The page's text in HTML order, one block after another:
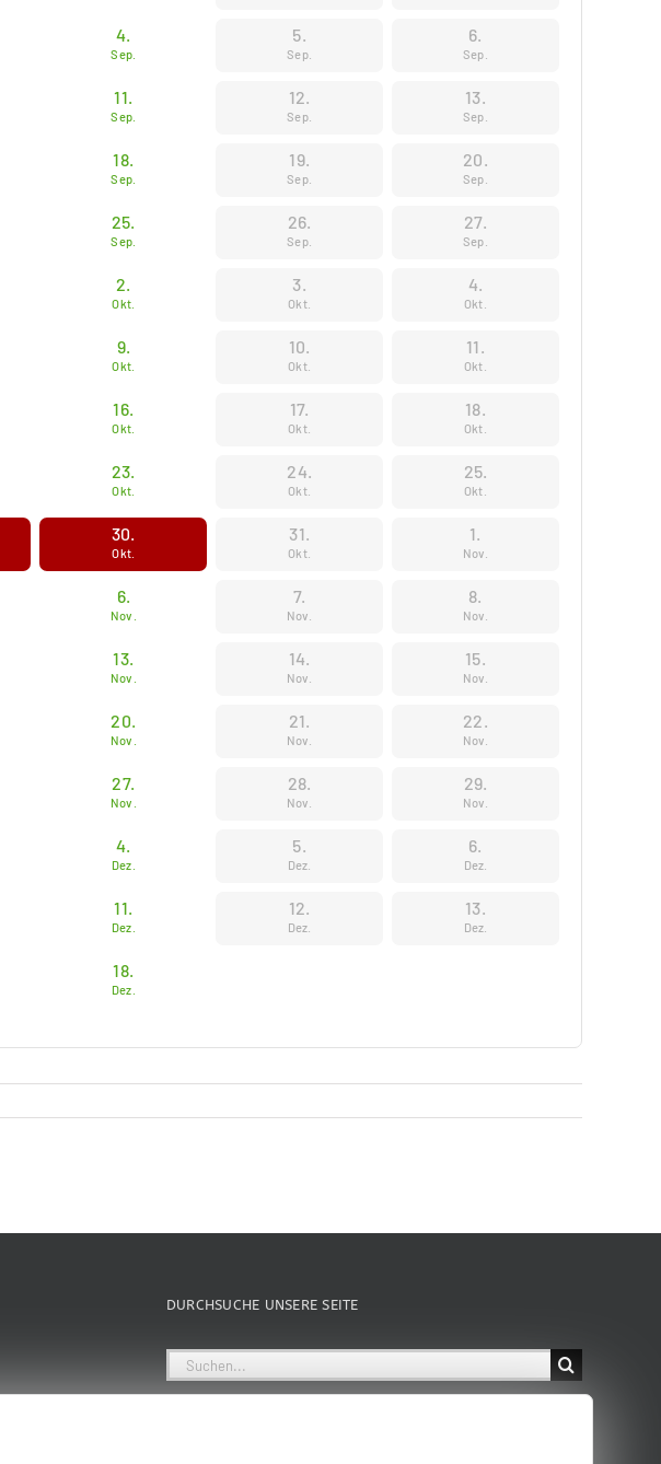
4.
Sep.
5.
Sep.
6.
Sep.
11.
Sep.
12.
Sep.
13.
Sep.
18.
Sep.
19.
Sep.
20.
Sep.
25.
Sep.
26.
Sep.
27.
Sep.
2.
Okt.
3.
Okt.
4.
Okt.
9.
Okt.
10.
Okt.
11.
Okt.
16.
Okt.
17.
Okt.
18.
Okt.
23.
Okt.
24.
Okt.
25.
Okt.
30.
Okt.
31.
Okt.
1.
Nov.
6.
Nov.
7.
Nov.
8.
Nov.
13.
Nov.
14.
Nov.
15.
Nov.
20.
Nov.
21.
Nov.
22.
Nov.
27.
Nov.
28.
Nov.
29.
Nov.
4.
Dez.
5.
Dez.
6.
Dez.
11.
Dez.
12.
Dez.
13.
Dez.
18.
Dez.
DURCHSUCHE UNSERE SEITE
Suche
nach: